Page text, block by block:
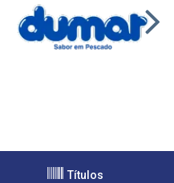
Títulos